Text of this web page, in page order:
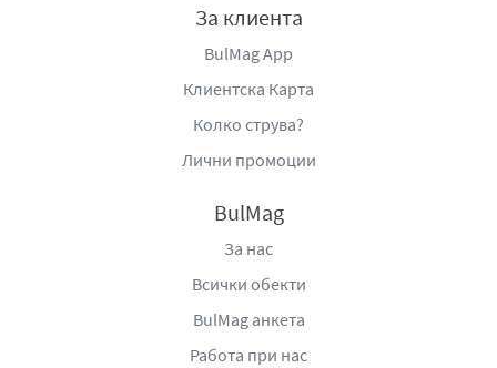
За клиента
BulMag App
Клиентска Карта
Колко струва?
Лични промоции
BulMag
За нас
Всички обекти
BulMag анкета
Работа при нас